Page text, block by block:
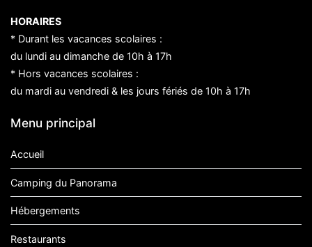
HORAIRES
* Durant les vacances scolaires :
du lundi au dimanche de 10h à 17h
* Hors vacances scolaires :
du mardi au vendredi & les jours fériés de 10h à 17h
Menu principal
Accueil
Camping du Panorama
Hébergements
Restaurants